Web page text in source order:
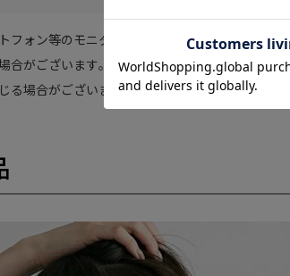
ォン等のモニター環境により、実際の色目とは
合がございます｡
る場合がございます｡